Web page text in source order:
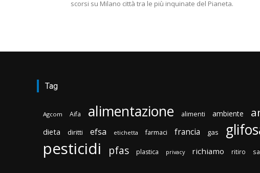
scorsi su Milano città tra le più inquinate del Pianeta.
Tag
Agcom Aifa alimentazione alimenti ambiente
dieta diritti efsa etichetta farmaci francia gas
pesticidi pfas plastica privacy richiamo ritiro